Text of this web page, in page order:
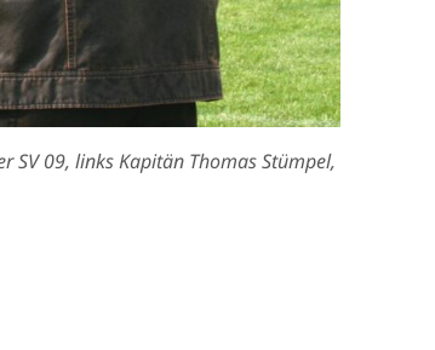
SV 09, links Kapitän Thomas Stümpel,